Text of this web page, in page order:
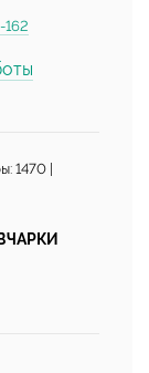
1470 |